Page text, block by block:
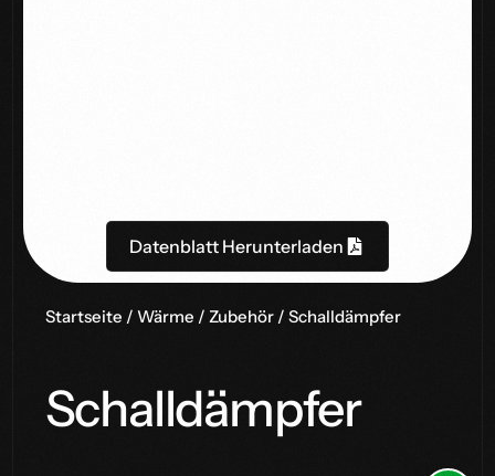
Datenblatt Herunterladen
Startseite / Wärme / Zubehör/ Schalldämpfer
Schalldämpfer